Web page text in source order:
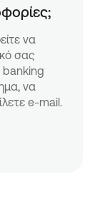
να
σας
banking
να
e-mail.